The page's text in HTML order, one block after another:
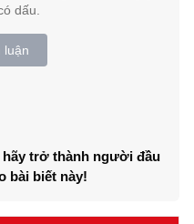
dấu.
luận
hãy trở thành người đầu
bài biết này!